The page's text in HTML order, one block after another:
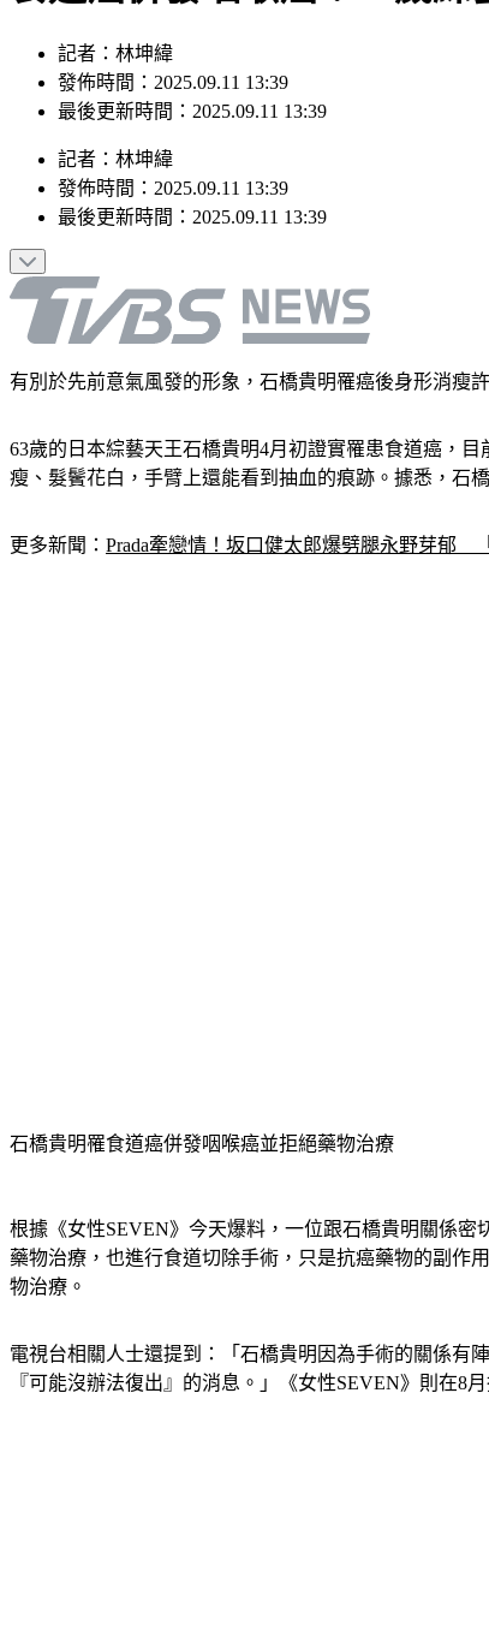
記者：林坤緯
發佈時間：2025.09.11 13:39
最後更新時間：2025.09.11 13:39
記者 ： 林坤緯
發佈時間： 2025.09.11 13:39
最後更新時間： 2025.09.11 13:39
有別於先前意氣風發的形象，石橋貴明罹癌後身形消瘦
63歲的日本綜藝天王石橋貴明4月初證實罹患食道癌，
瘦、髮鬢花白，手臂上還能看到抽血的痕跡。據悉，石
更多新聞： Prada牽戀情！坂口健太郎爆劈腿永野芽郁　
石橋貴明罹食道癌併發咽喉癌並拒絕藥物治療
根據《女性SEVEN》今天爆料，一位跟石橋貴明關係
藥物治療，也進行食道切除手術，只是抗癌藥物的副作
物治療。
電視台相關人士還提到：「石橋貴明因為手術的關係有
『可能沒辦法復出』的消息。」《女性SEVEN》則在8